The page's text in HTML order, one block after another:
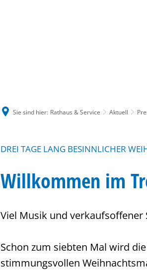
Sie sind hier: Rathaus & Service Aktuell
DREI TAGE LANG BESINNLICHER
Willkommen im
Viel Musik und verkaufsoffener
Schon zum siebten Mal wird
stimmungsvollen